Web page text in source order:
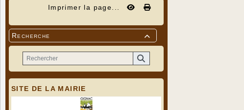
Imprimer la page...

Recherche
SITE DE LA MAIRIE